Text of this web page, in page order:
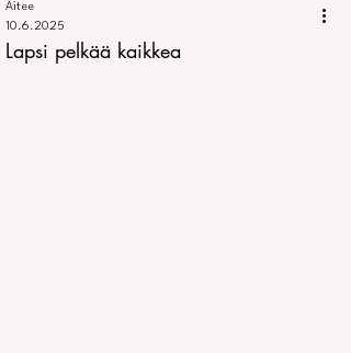
Lapsi pelkää kaikkea
Äitee
10.6.2025